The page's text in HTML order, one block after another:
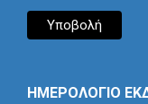
ΗΜΕΡΟΛΟΓΙΟ